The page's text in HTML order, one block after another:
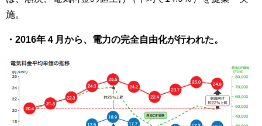
施。
・2016年４月から、電力の完全自由化が行われた。